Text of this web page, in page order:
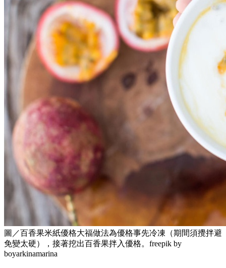
圖／百香果米紙優格大福做法為優格事先冷凍（期間須攪拌避
免變太硬），接著挖出百香果拌入優格。freepik by
boyarkinamarina